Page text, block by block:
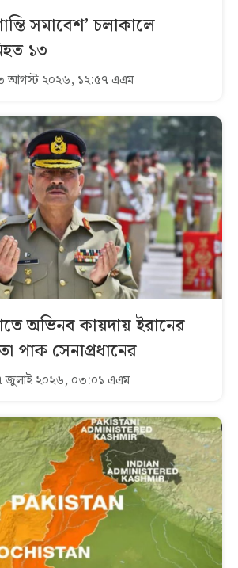
সমাবেশ’ চলাকালে
১৩
আগস্ট ২০২৬, ১২:৫৭ এএম
অভিনব কায়দায় ইরানের
পাক সেনাপ্রধানের
জুলাই ২০২৬, ০৩:০১ এএম